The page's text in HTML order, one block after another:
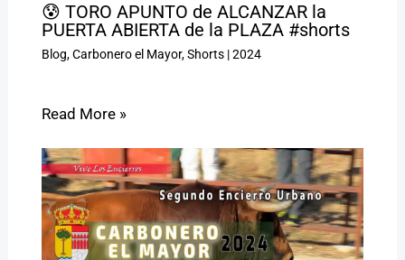
😰 TORO APUNTO de ALCANZAR la
PUERTA ABIERTA de la PLAZA #shorts
Blog,Carbonero el Mayor,Shorts|2024
Read More »